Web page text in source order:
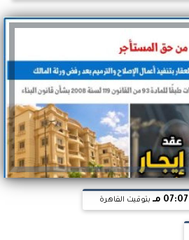
07:07 مـ بتوقيت القاهرة